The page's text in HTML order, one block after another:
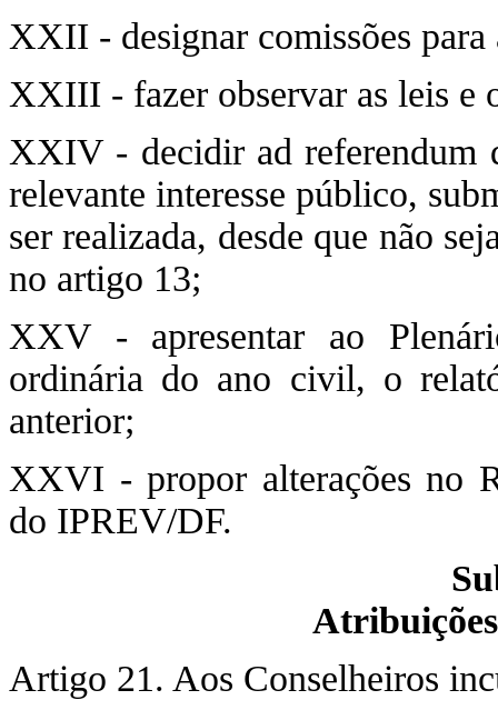
XXII - designar comissões
XXIII - fazer observar as leis e
XXIV - decidir ad referendum
relevante interesse público,
ser realizada, desde que não
no artigo 13;
XXV - apresentar ao
ordinária do ano civil, o
anterior;
XXVI - propor alterações no
do IPREV/DF.
Artigo 21. Aos Conselheiros